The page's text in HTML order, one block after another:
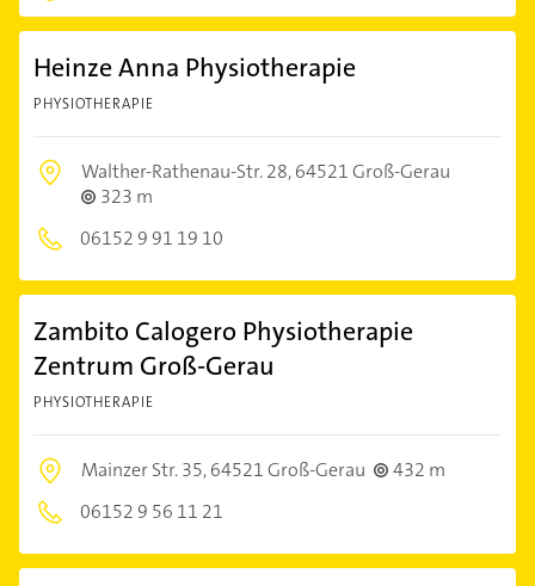
Heinze Anna Physiotherapie
PHYSIOTHERAPIE
Walther-Rathenau-Str. 28,64521 Groß-Gerau
323 m
06152 9 91 19 10
Zambito Calogero Physiotherapie
Zentrum Groß-Gerau
PHYSIOTHERAPIE
Mainzer Str. 35,64521 Groß-Gerau
432 m
06152 9 56 11 21